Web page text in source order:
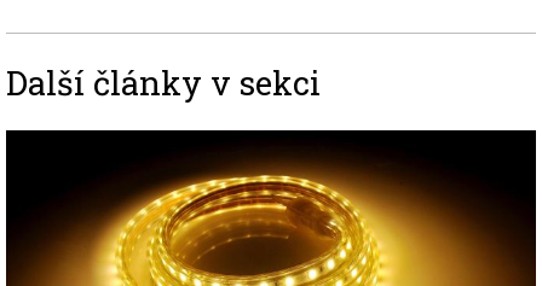
Další články v sekci